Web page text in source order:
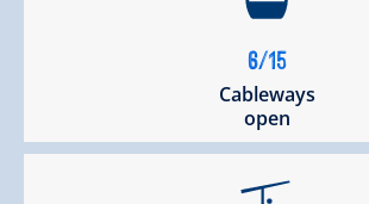
6/15
Cableways
open